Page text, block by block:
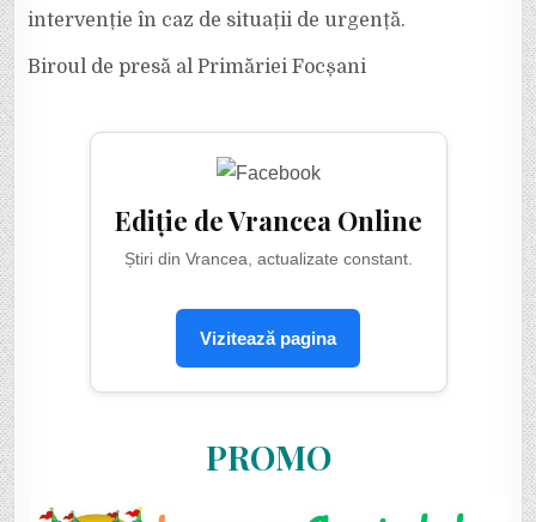
intervenție în caz de situații de urgență.
Biroul de presă al Primăriei Focșani
Ediție de Vrancea Online
Știri din Vrancea, actualizate constant.
Vizitează pagina
PROMO